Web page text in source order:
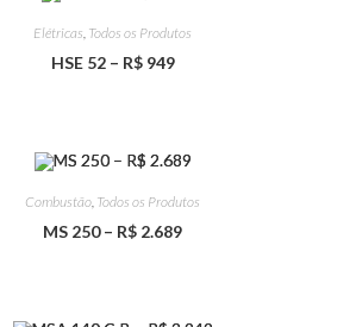
Elétricas, Todos os Produtos
HSE 52 – R$ 949
Combustão, Todos os Produtos
MS 250 – R$ 2.689